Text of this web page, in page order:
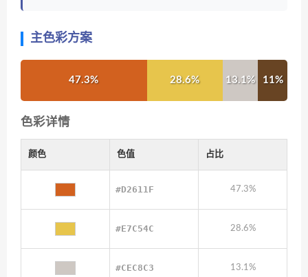
主色彩方案
47.3% 28.6% 13.1% 11%
色彩详情
颜色 色值 占比
#D2611F 47.3%
#E7C54C 28.6%
#CEC8C3 13.1%